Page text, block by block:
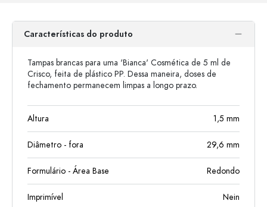
Características do produto
Tampas brancas para uma 'Bianca' Cosmética de 5 ml de
Crisco, feita de plástico PP. Dessa maneira, doses de
fechamento permanecem limpas a longo prazo.
Altura 1,5 mm
Diâmetro - fora 29,6 mm
Formulário - Área Base Redondo
Imprimível Nein